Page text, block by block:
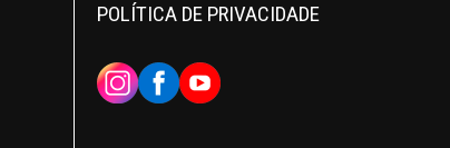
POLÍTICA DE PRIVACIDADE
INSTAGRAM
FACEBOOK
YOUTUBE